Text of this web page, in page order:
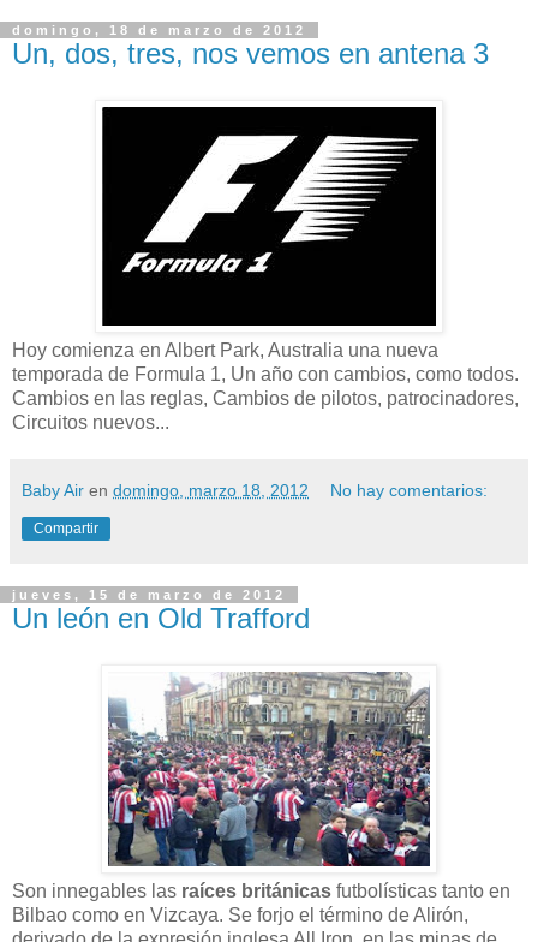
domingo, 18 de marzo de 2012
Un, dos, tres, nos vemos en antena 3
Hoy comienza en Albert Park, Australia una nueva
temporada de Formula 1, Un año con cambios, como todos.
Cambios en las reglas, Cambios de pilotos, patrocinadores,
Circuitos nuevos...
Baby Air en domingo, marzo 18, 2012 No hay comentarios:
Compartir
jueves, 15 de marzo de 2012
Un león en Old Trafford
Son innegables las raíces británicas futbolísticas tanto en
Bilbao como en Vizcaya. Se forjo el término de Alirón,